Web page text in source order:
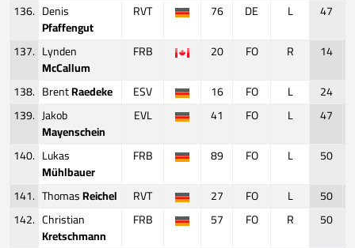
136. Denis
Pfaffengut
RVT 76 DE L 47
137. Lynden
McCallum
FRB 20 FO R 14
138. BrentRaedeke ESV 16 FO L 24
139. Jakob
Mayenschein
EVL 41 FO L 47
140. Lukas
Mühlbauer
FRB 89 FO L 50
141. ThomasReichel RVT 27 FO L 50
142. Christian
Kretschmann
FRB 57 FO R 50